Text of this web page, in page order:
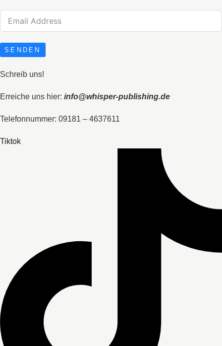
SENDEN
Schreib uns!
Erreiche uns hier: info@whisper-publishing.de
Telefonnummer: 09181 – 4637611
Tiktok